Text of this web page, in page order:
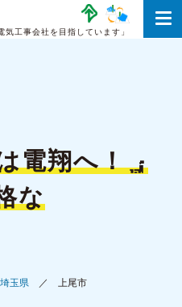
気工事会社を目指しています」
電翔へ！
な
埼玉県 上尾市